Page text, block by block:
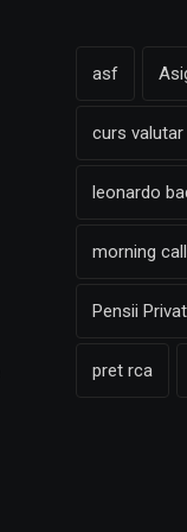
asf
curs valutar
leonardo
morning
Pensii
pret rca